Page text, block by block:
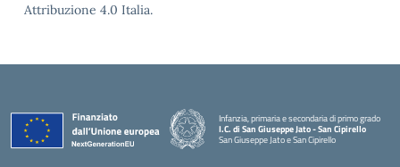
Attribuzione 4.0 Italia.
Infanzia, primaria e secondaria di primo grado
I.C. di San Giuseppe Jato - San Cipirello
San Giuseppe Jato e San Cipirello